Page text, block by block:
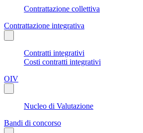
Contrattazione collettiva
Contrattazione integrativa
Contratti integrativi
Costi contratti integrativi
OIV
Nucleo di Valutazione
Bandi di concorso